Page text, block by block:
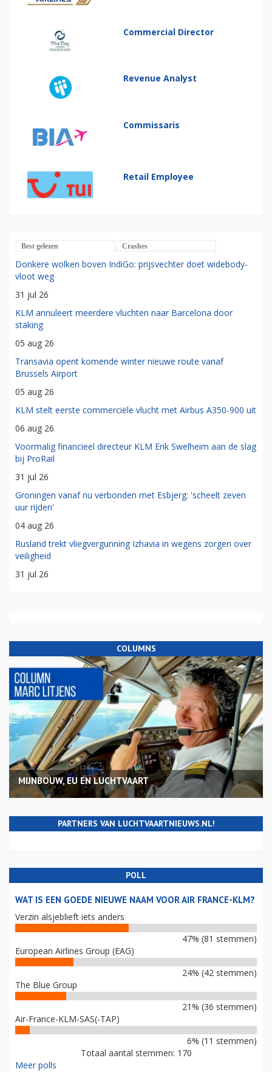
Commercial Director
Revenue Analyst
Commissaris
Retail Employee
Best gelezen Crashes
Donkere wolken boven IndiGo: prijsvechter doet widebody-
vloot weg
31 jul 26
KLM annuleert meerdere vluchten naar Barcelona door
staking
05 aug 26
Transavia opent komende winter nieuwe route vanaf
Brussels Airport
05 aug 26
KLM stelt eerste commerciële vlucht met Airbus A350-900 uit
06 aug 26
Voormalig financieel directeur KLM Erik Swelheim aan de slag
bij ProRail
31 jul 26
Groningen vanaf nu verbonden met Esbjerg: 'scheelt zeven
uur rijden'
04 aug 26
Rusland trekt vliegvergunning Izhavia in wegens zorgen over
veiligheid
31 jul 26
COLUMNS
MIJNBOUW, EU EN LUCHTVAART
PARTNERS VAN LUCHTVAARTNIEUWS.NL!
POLL
WAT IS EEN GOEDE NIEUWE NAAM VOOR AIR FRANCE-KLM?
Verzin alsjeblieft iets anders
47% (81 stemmen)
European Airlines Group (EAG)
24% (42 stemmen)
The Blue Group
21% (36 stemmen)
Air-France-KLM-SAS(-TAP)
6% (11 stemmen)
Totaal aantal stemmen: 170
Meer polls